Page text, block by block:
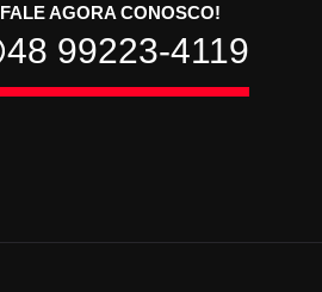
FALE AGORA CONOSCO!
48 99223-4119